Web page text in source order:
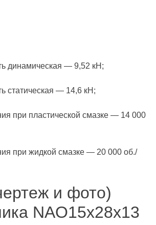
динамическая — 9,52 кН;
статическая — 14,6 кН;
при пластической смазке — 14 000
при жидкой смазке — 20 000 об./
и фото)
NAO15x28x13